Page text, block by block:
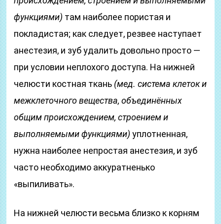
функциями) там наиболее пористая и
покладистая; как следует, резвее наступает
анестезия, и зуб удалить довольно просто —
при условии неплохого доступа. На нижней
челюсти костная ткань (мед. система клеток и
межклеточного вещества, объединённых
общим происхождением, строением и
выполняемыми функциями) уплотненная,
нужна наиболее непростая анестезия, и зуб
часто необходимо аккуратненько
«выпиливать».
На нижней челюсти весьма близко к корням